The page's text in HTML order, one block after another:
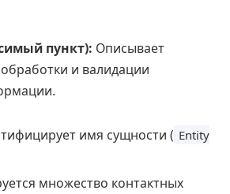
пункт): Описывает
и валидации
имя сущности ( Entity
множество контактных